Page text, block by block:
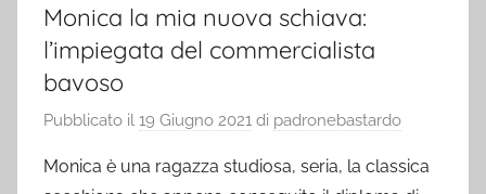
Monica la mia nuova schiava:
l’impiegata del commercialista
bavoso
Pubblicato il 19 Giugno 2021 di padronebastardo
Monica è una ragazza studiosa, seria, la classica